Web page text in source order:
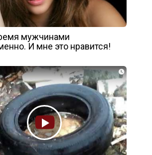
мужчинами
И мне это нравится!